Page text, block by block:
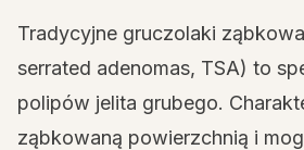
Tradycyjne gruczolaki
serrated adenomas, TSA) to
polipów jelita grubego.
ząbkowaną powierzchnią i